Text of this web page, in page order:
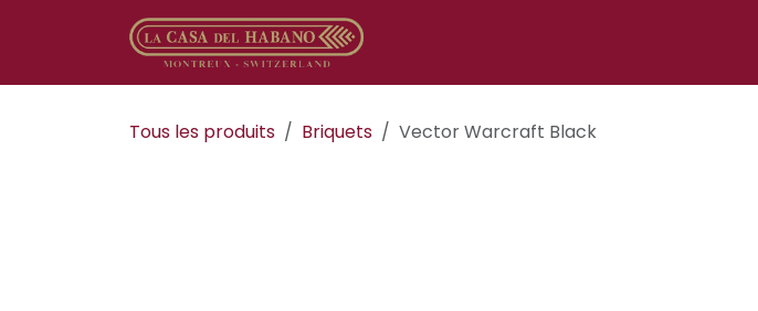
Se rendre au contenu
Tous les produits ​​​​Briquets Vector Warcraft Black